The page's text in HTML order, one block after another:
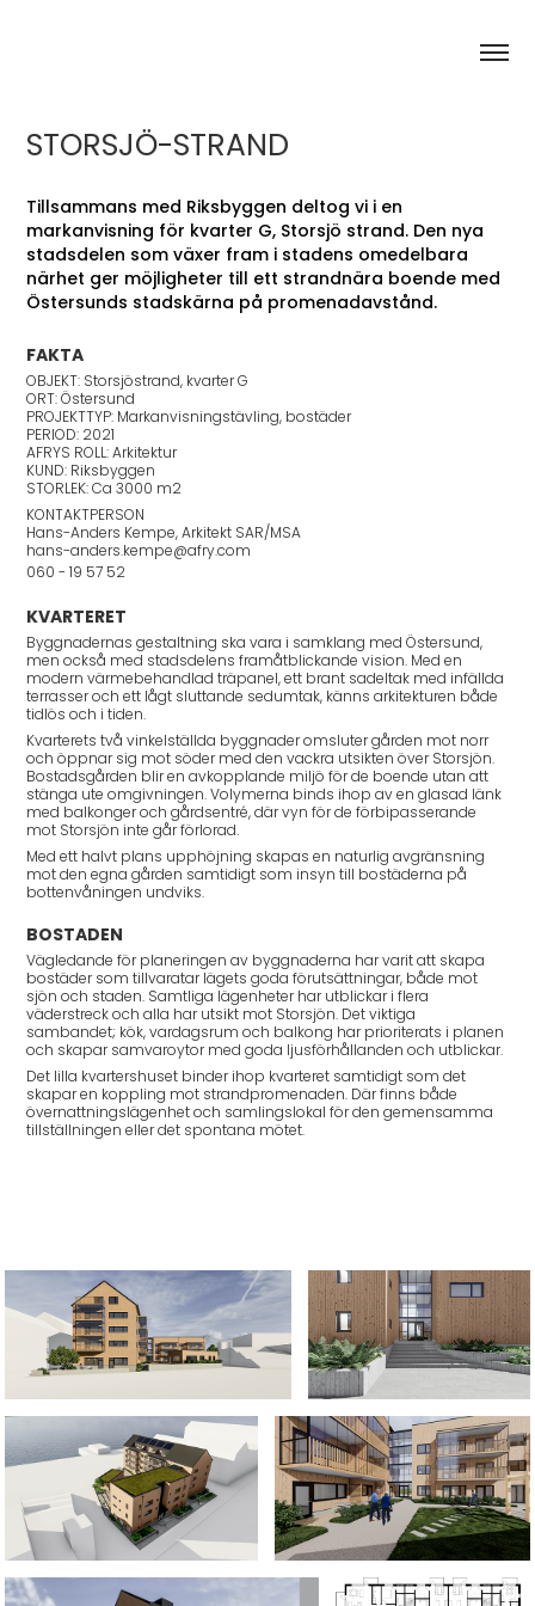
STORSJÖ-STRAND
Tillsammans med Riksbyggen deltog vi i en
markanvisning för kvarter G, Storsjö strand. Den nya
stadsdelen som växer fram i stadens omedelbara
närhet ger möjligheter till ett strandnära boende med
Östersunds stadskärna på promenadavstånd.
FAKTA
OBJEKT: Storsjöstrand, kvarter G
ORT: Östersund
PROJEKTTYP: Markanvisningstävling, bostäder
PERIOD: 2021
AFRYS ROLL: Arkitektur
KUND: Riksbyggen
STORLEK: Ca 3000 m2
KONTAKTPERSON
Hans-Anders Kempe, Arkitekt SAR/MSA
hans-anders.kempe@afry.com
060 - 19 57 52
KVARTERET
Byggnadernas gestaltning ska vara i samklang med Östersund,
men också med stadsdelens framåtblickande vision. Med en
modern värmebehandlad träpanel, ett brant sadeltak med infällda
terrasser och ett lågt sluttande sedumtak, känns arkitekturen både
tidlös och i tiden.
Kvarterets två vinkelställda byggnader omsluter gården mot norr
och öppnar sig mot söder med den vackra utsikten över Storsjön.
Bostadsgården blir en avkopplande miljö för de boende utan att
stänga ute omgivningen. Volymerna binds ihop av en glasad länk
med balkonger och gårdsentré, där vyn för de förbipasserande
mot Storsjön inte går förlorad.
Med ett halvt plans upphöjning skapas en naturlig avgränsning
mot den egna gården samtidigt som insyn till bostäderna på
bottenvåningen undviks.
BOSTADEN
Vägledande för planeringen av byggnaderna har varit att skapa
bostäder som tillvaratar lägets goda förutsättningar, både mot
sjön och staden. Samtliga lägenheter har utblickar i flera
väderstreck och alla har utsikt mot Storsjön. Det viktiga
sambandet; kök, vardagsrum och balkong har prioriterats i planen
och skapar samvaroytor med goda ljusförhållanden och utblickar.
Det lilla kvartershuset binder ihop kvarteret samtidigt som det
skapar en koppling mot strandpromenaden. Där finns både
övernattningslägenhet och samlingslokal för den gemensamma
tillställningen eller det spontana mötet.